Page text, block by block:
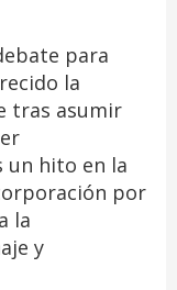
para
la
tras asumir
un hito en la
por
la
y